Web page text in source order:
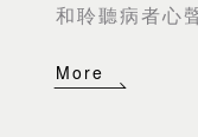
和聆聽病者心
More